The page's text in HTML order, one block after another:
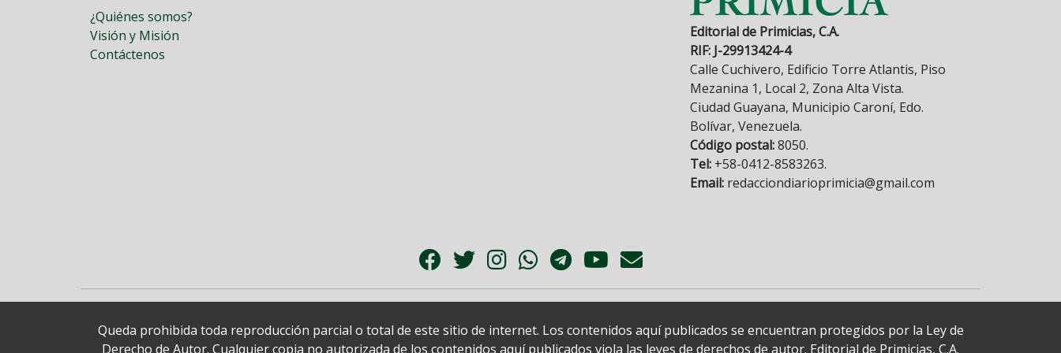
¿Quiénes somos?
Visión y Misión
Contáctenos
Editorial de Primicias, C.A.
RIF: J-29913424-4
Calle Cuchivero, Edificio Torre Atlantis, Piso
Mezanina 1, Local 2, Zona Alta Vista.
Ciudad Guayana, Municipio Caroní, Edo.
Bolívar, Venezuela.
Código postal:8050.
Tel: +58-0412-8583263.
Email: redacciondiarioprimicia@gmail.com
Queda prohibida toda reproducción parcial o total de este sitio de internet. Los contenidos aquí publicados se encuentran protegidos por la Ley de
Derecho de Autor. Cualquier copia no autorizada de los contenidos aquí publicados viola las leyes de derechos de autor. Editorial de Primicias, C.A.